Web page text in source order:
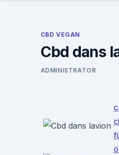
CBD VEGAN
Cbd dans
ADMINISTRATOR